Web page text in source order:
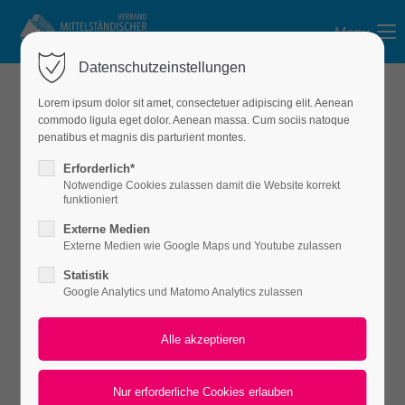
Login
Benutzername
Passwort
Register|Lost your password?
Menu
Was wir für unsere Mitglieder
tun
Warum sollten Sie Mitglied in unserem Verband
werden - was haben wir zu bieten?
Sachsen/Sachsen-Anhalt e.V. unterstützen wir die
Mitgliedsunternehmen mit umfassenden
Datenschutzeinstellungen
Lorem ipsum dolor sit amet, consectetuer adipiscing elit. Aenean
commodo ligula eget dolor. Aenean massa. Cum sociis natoque
penatibus et magnis dis parturient montes.
Erforderlich*
Notwendige Cookies zulassen damit die Website korrekt
funktioniert
Externe Medien
Externe Medien wie Google Maps und Youtube zulassen
Statistik
Google Analytics und Matomo Analytics zulassen